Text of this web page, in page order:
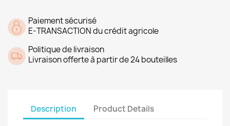
Paiement sécurisé
E-TRANSACTION du crédit agricole
Politique de livraison
Livraison offerte à partir de 24 bouteilles
Description Product Details